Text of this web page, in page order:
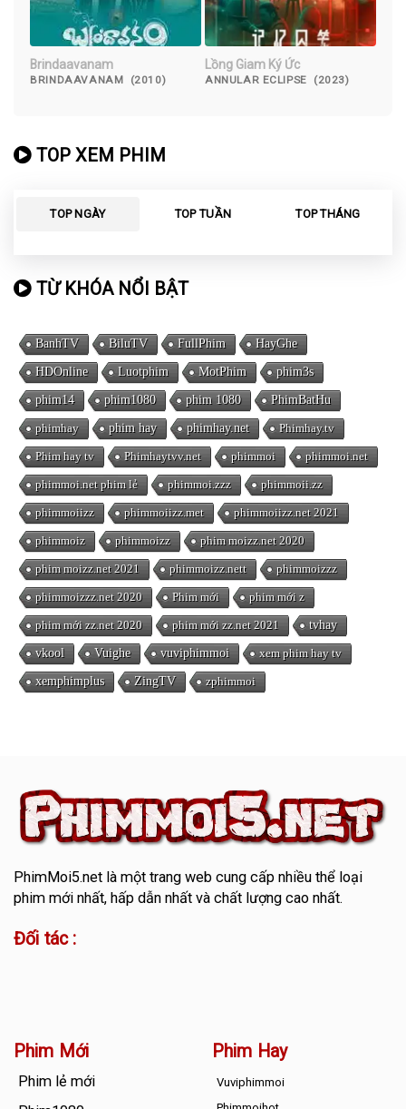
Brindaavanam
BRINDAAVANAM (2010)
Lồng Giam Ký Ức
ANNULAR ECLIPSE (2023)
TOP XEM PHIM
TOP NGÀY TOP TUẦN TOP THÁNG
TỪ KHÓA NỔI BẬT
BanhTV BiluTV FullPhim HayGhe
HDOnline Luotphim MotPhim phim3s
phim14 phim1080 phim 1080 PhimBatHu
phimhay phim hay phimhay.net Phimhay.tv
Phim hay tv Phimhaytvv.net phimmoi phimmoi.net
phimmoi.net phim lẻ phimmoi.zzz phimmoii.zz
phimmoiizz phimmoiizz.met phimmoiizz.net 2021
phimmoiz phimmoizz phim moizz.net 2020
phim moizz.net 2021 phimmoizz.nett phimmoizzz
phimmoizzz.net 2020 Phim mới phim mới z
phim mới zz.net 2020 phim mới zz.net 2021 tvhay
vkool Vuighe vuviphimmoi xem phim hay tv
xemphimplus ZingTV zphimmoi
PhimMoi5.netlà một trang web cung cấp nhiều thể loại
phim mới nhất, hấp dẫn nhất và chất lượng cao nhất.
Đối tác :
Phim Mới
Phim lẻ mới
Phim Hay
Vuviphimmoi